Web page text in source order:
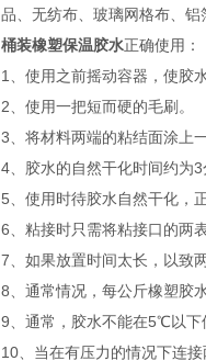
品、无纺布、玻璃网格布、铝
桶装橡塑保温胶水正确使用：
1、使用之前摇动容器，使胶
2、使用一把短而硬的毛刷。
3、将材料两端的粘结面涂上
4、胶水的自然干化时间约为
5、使用时待胶水自然干化，
6、粘接时只需将粘接口的两
7、如果放置时间太长，以致
8、通常情况，每公斤橡塑胶
9、通常，胶水不能在5℃以
10、当在有压力的情况下连